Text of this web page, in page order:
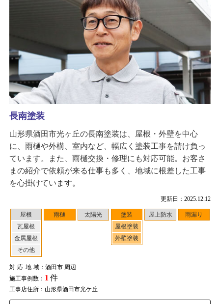
更新日：2025.12.12
屋根
瓦屋根
金属屋根
その他
雨樋 太陽光
塗装
屋根塗装
外壁塗装
屋上防水 雨漏り
対応地域：酒田市 周辺
施工事例数： 1 件
工事店住所：山形県酒田市光ケ丘
長南塗装
山形県酒田市光ヶ丘の長南塗装は、屋根・外壁を中心
に、雨樋や外構、室内など、幅広く塗装工事を請け負っ
ています。また、雨樋交換・修理にも対応可能。お客さ
まの紹介で依頼が来る仕事も多く、地域に根差した工事
を心掛けています。